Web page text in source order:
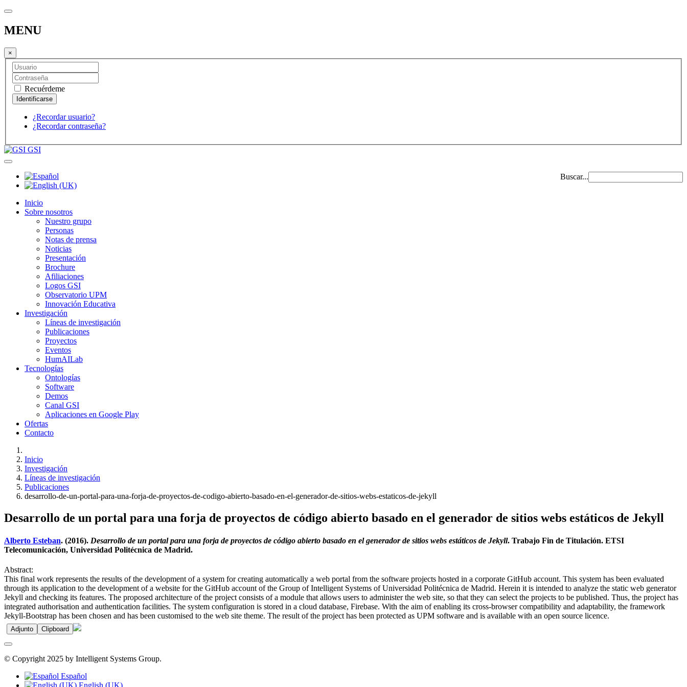
MENU
×
Recuérdeme
¿Recordar usuario?
¿Recordar contraseña?
GSI
Buscar...
Inicio
Sobre nosotros
Nuestro grupo
Personas
Notas de prensa
Noticias
Presentación
Brochure
Afiliaciones
Logos GSI
Observatorio UPM
Innovación Educativa
Investigación
Líneas de investigación
Publicaciones
Proyectos
Eventos
HumAILab
Tecnologías
Ontologías
Software
Demos
Canal GSI
Aplicaciones en Google Play
Ofertas
Contacto
Inicio
Investigación
Líneas de investigación
Publicaciones
desarrollo-de-un-portal-para-una-forja-de-proyectos-de-codigo-abierto-basado-en-el-generador-de-sitios-webs-estaticos-de-jekyll
Desarrollo de un portal para una forja de proyectos de código abierto basado en el generador de sitios webs estáticos de Jekyll
Alberto Esteban. (2016). Desarrollo de un portal para una forja de proyectos de código abierto basado en el generador de sitios webs estáticos de Jekyll. Trabajo Fin de Titulación. ETSI
Telecomunicación, Universidad Politécnica de Madrid.
Abstract:
This final work represents the results of the development of a system for creating automatically a web portal from the software projects hosted in a corporate GitHub account. This system has been evaluated
through its application to the development of a website for the GitHub account of the Group of Intelligent Systems of Universidad Politécnica de Madrid. Herein it is intended to analyze the static web generator
Jekyll and checking its features. The proposed architecture of the project consists of a module that allows users to administer the web site, so that they can select the projects to be published. Thus, the project has
integrated authorisation and authentication facilities. The system configuration is stored in a cloud database, Firebase. With the aim of enabling its cross-browser compatibility and adaptability, the framework
Jekyll-Bootstrap has been chosen and has been customised to the web site theme. The result of the project has been protected as UPM software and is available with an open source licence.
Adjunto Clipboard
© Copyright 2025 by Intelligent Systems Group.
Español
English (UK)